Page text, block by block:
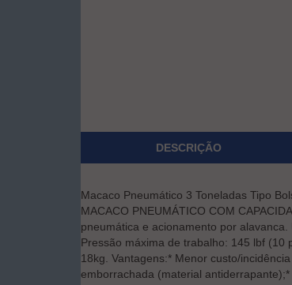
DESCRIÇÃO
Macaco Pneumático 3 Toneladas Tipo
MACACO PNEUMÁTICO COM
pneumática e acionamento por
Pressão máxima de trabalho: 145 lbf (10
18kg. Vantagens:* Menor custo/
emborrachada (material